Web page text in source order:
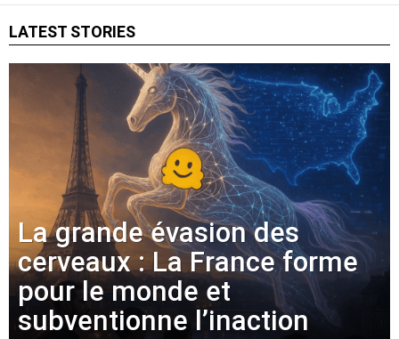
LATEST STORIES
La grande évasion des
cerveaux : La France forme
pour le monde et
subventionne l’inaction